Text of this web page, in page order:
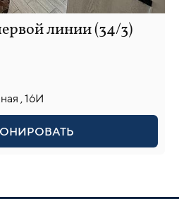
линии (34/3)
, 16И